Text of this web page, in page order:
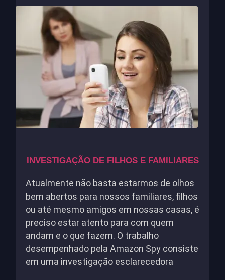
INVESTIGAÇÃO DE FILHOS E FAMILIARES
Atualmente não basta estarmos de olhos
bem abertos para nossos familiares, filhos
ou até mesmo amigos em nossas casas, é
preciso estar atento para com quem
andam e o que fazem. O trabalho
desempenhado pela Amazon Spy consiste
em uma investigação esclarecedora